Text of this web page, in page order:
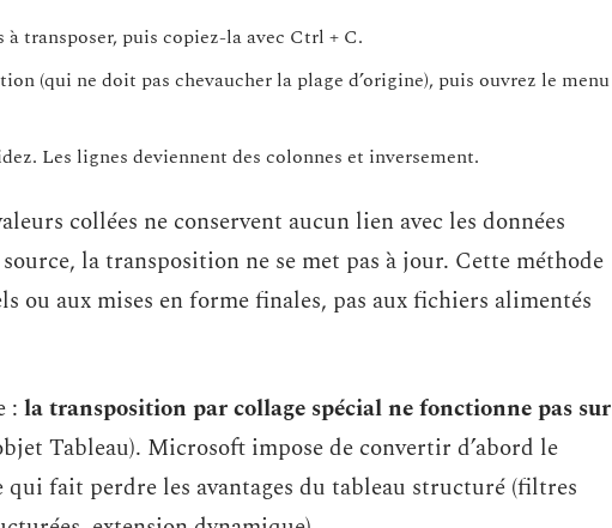
transposer, puis copiez-la avec Ctrl + C.
(qui ne doit pas chevaucher la plage d’origine), puis ouvrez le menu
Les lignes deviennent des colonnes et inversement.
collées ne conservent aucun lien avec les données
la transposition ne se met pas à jour. Cette méthode
ou aux mises en forme finales, pas aux fichiers alimentés
: la transposition par collage spécial ne fonctionne pas sur
Tableau). Microsoft impose de convertir d’abord le
qui fait perdre les avantages du tableau structuré (filtres